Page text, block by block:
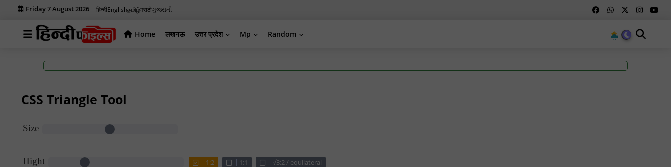
Friday 7 August 2026 हिन्दीEnglishதமிழ்मराठीગુજરાતી
Home लखनऊ उत्तर प्रदेश Mp Random
CSS Triangle Tool
Size
Hight 1:2 1:1 √3:2 / equilateral